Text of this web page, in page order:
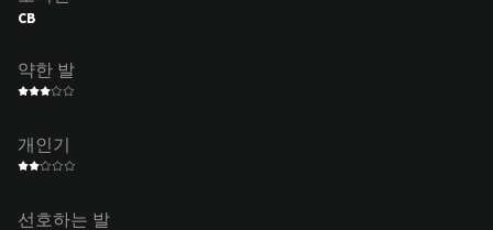
CB
약한 발
개인기
선호하는 발